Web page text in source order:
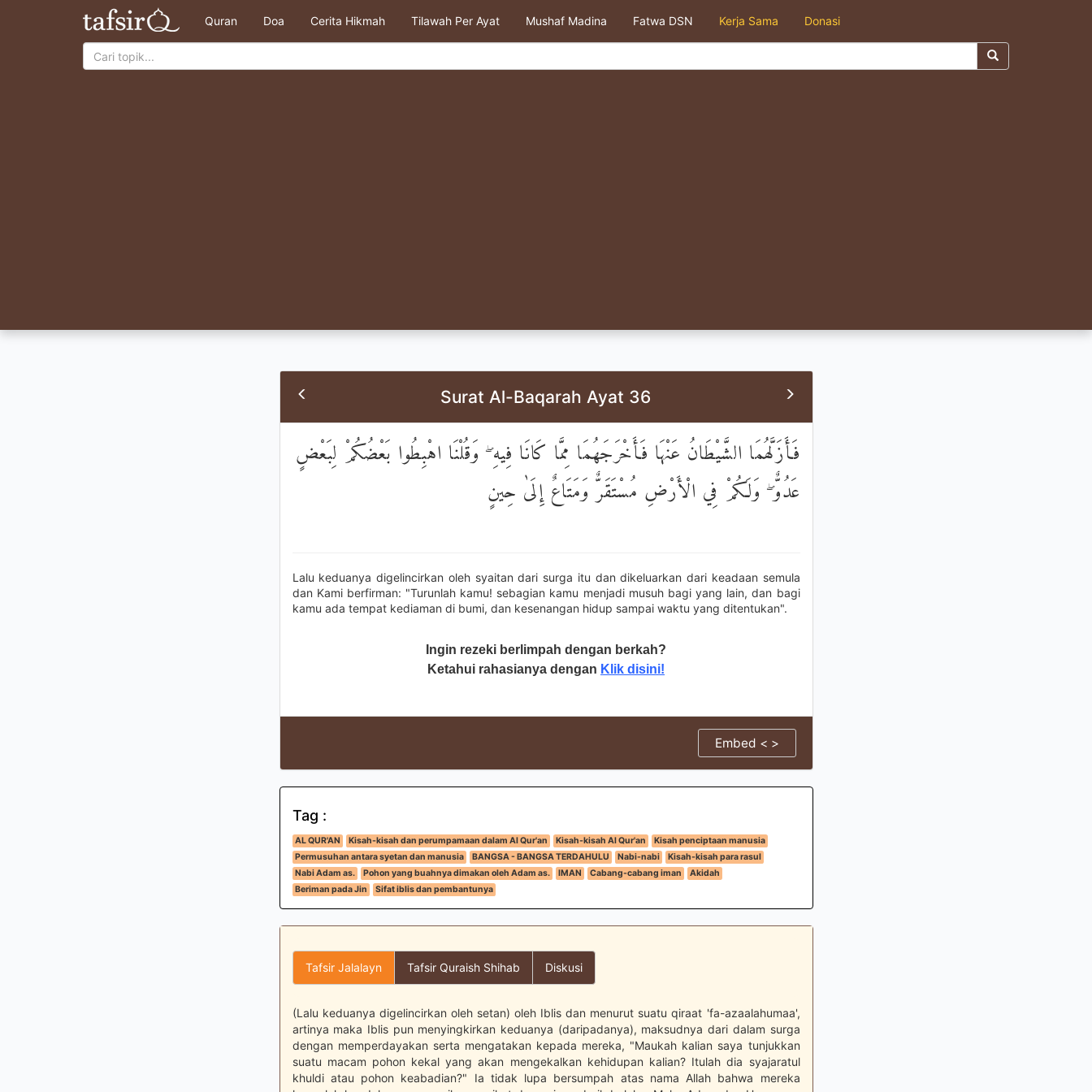
Quran Doa Cerita Hikmah Tilawah Per Ayat Mushaf Madina Fatwa DSN Kerja Sama Donasi
Surat Al-Baqarah Ayat 36
فَأَزَلَّهُمَا الشَّيْطَانُ عَنْهَا فَأَخْرَجَهُمَا مِمَّا كَانَا فِيهِ ۖ وَقُلْنَا اهْبِطُوا بَعْضُكُمْ لِبَعْضٍ
عَدُوٌّ ۖ وَلَكُمْ فِي الْأَرْضِ مُسْتَقَرٌّ وَمَتَاعٌ إِلَىٰ حِينٍ
Lalu keduanya digelincirkan oleh syaitan dari surga itu dan dikeluarkan dari keadaan semula
dan Kami berfirman: "Turunlah kamu! sebagian kamu menjadi musuh bagi yang lain, dan bagi
kamu ada tempat kediaman di bumi, dan kesenangan hidup sampai waktu yang ditentukan".
Ingin rezeki berlimpah dengan berkah?
Ketahui rahasianya dengan Klik disini!
Embed < >
Tag :
AL QUR'AN Kisah-kisah dan perumpamaan dalam Al Qur'an Kisah-kisah Al Qur'an
Kisah penciptaan manusia
Permusuhan antara syetan dan manusia
BANGSA - BANGSA TERDAHULU Nabi-nabi
Kisah-kisah para rasul
Nabi Adam as.
Pohon yang buahnya dimakan oleh Adam as. IMAN Cabang-cabang iman
Akidah
Beriman pada Jin
Sifat iblis dan pembantunya
Tafsir Jalalayn Tafsir Quraish Shihab Diskusi
(Lalu keduanya digelincirkan oleh setan) oleh Iblis dan menurut suatu qiraat 'fa-azaalahumaa',
artinya maka Iblis pun menyingkirkan keduanya (daripadanya), maksudnya dari dalam surga
dengan memperdayakan serta mengatakan kepada mereka, "Maukah kalian saya tunjukkan
suatu macam pohon kekal yang akan mengekalkan kehidupan kalian? Itulah dia syajaratul
khuldi atau pohon keabadian?" Ia tidak lupa bersumpah atas nama Allah bahwa mereka